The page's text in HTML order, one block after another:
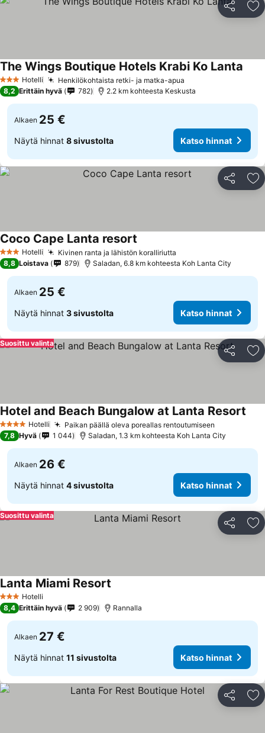
Jaa
3 Tähtiluokitus
Hotelli Henkilökohtaista retki- ja matka-apua
The Wings Boutique Hotels Krabi Ko Lanta
8,2 Erittäin hyvä 782 2.2 km kohteesta Keskusta
Alkaen 25 €
Näytä hinnat 8 sivustolta Katso hinnat
Jaa
3 Tähtiluokitus
Hotelli Kivinen ranta ja lähistön koralliriutta
Coco Cape Lanta resort
8,8 Loistava 879 Saladan, 6.8 km kohteesta Koh Lanta City
Alkaen 25 €
Näytä hinnat 3 sivustolta Katso hinnat
Jaa
Suosittu valinta
4 Tähtiluokitus
Hotelli Paikan päällä oleva poreallas rentoutumiseen
Hotel and Beach Bungalow at Lanta Resort
7,8 Hyvä 1 044 Saladan, 1.3 km kohteesta Koh Lanta City
Alkaen 26 €
Näytä hinnat 4 sivustolta Katso hinnat
Jaa
Suosittu valinta
3 Tähtiluokitus
Hotelli
Lanta Miami Resort
8,4 Erittäin hyvä 2 909 Rannalla
Alkaen 27 €
Näytä hinnat 11 sivustolta Katso hinnat
Jaa